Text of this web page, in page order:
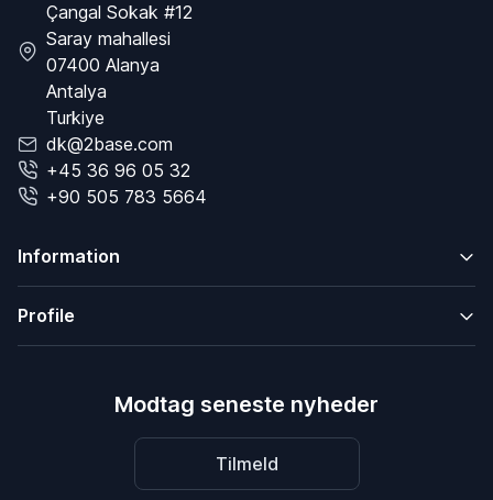
Çangal Sokak #12
Saray mahallesi
07400 Alanya
Antalya
Turkiye
dk@2base.com
+45 36 96 05 32
+90 505 783 5664
Information
Profile
Modtag seneste nyheder
Tilmeld